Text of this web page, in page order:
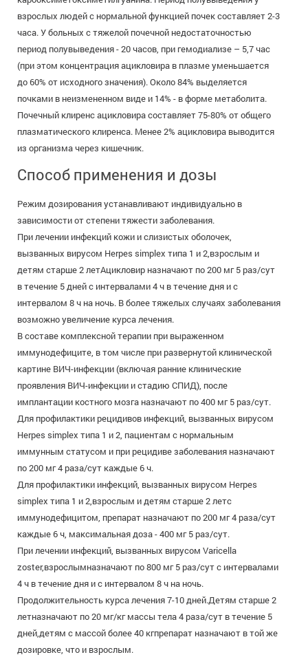
взрослых людей с нормальной функцией почек составляет 2-3
часа. У больных с тяжелой почечной недостаточностью
период полувыведения - 20 часов, при гемодиализе – 5,7 час
(при этом концентрация ацикловира в плазме уменьшается
до 60% от исходного значения). Около 84% выделяется
почками в неизмененном виде и 14% - в форме метаболита.
Почечный клиренс ацикловира составляет 75-80% от общего
плазматического клиренса. Менее 2% ацикловира выводится
из организма через кишечник.
Способ применения и дозы
Режим дозирования устанавливают индивидуально в
зависимости от степени тяжести заболевания.
При лечении инфекций кожи и слизистых оболочек,
вызванных вирусом Herpes simplex типа 1 и 2,взрослым и
детям старше 2 летАцикловир назначают по 200 мг 5 раз/сут
в течение 5 дней с интервалами 4 ч в течение дня и с
интервалом 8 ч на ночь. В более тяжелых случаях заболевания
возможно увеличение курса лечения.
В составе комплексной терапии при выраженном
иммунодефиците, в том числе при развернутой клинической
картине ВИЧ-инфекции (включая ранние клинические
проявления ВИЧ-инфекции и стадию СПИД), после
имплантации костного мозга назначают по 400 мг 5 раз/сут.
Для профилактики рецидивов инфекций, вызванных вирусом
Herpes simplex типа 1 и 2, пациентам с нормальным
иммунным статусом и при рецидиве заболевания назначают
по 200 мг 4 раза/сут каждые 6 ч.
Для профилактики инфекций, вызванных вирусом Herpes
simplex типа 1 и 2,взрослым и детям старше 2 летс
иммунодефицитом, препарат назначают по 200 мг 4 раза/сут
каждые 6 ч, максимальная доза - 400 мг 5 раз/сут.
При лечении инфекций, вызванных вирусом Varicella
zoster,взрослымназначают по 800 мг 5 раз/сут с интервалами
4 ч в течение дня и с интервалом 8 ч на ночь.
Продолжительность курса лечения 7-10 дней.Детям старше 2
летназначают по 20 мг/кг массы тела 4 раза/сут в течение 5
дней,детям с массой более 40 кгпрепарат назначают в той же
дозировке, что и взрослым.